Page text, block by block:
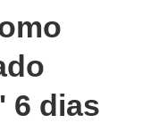
6 dias